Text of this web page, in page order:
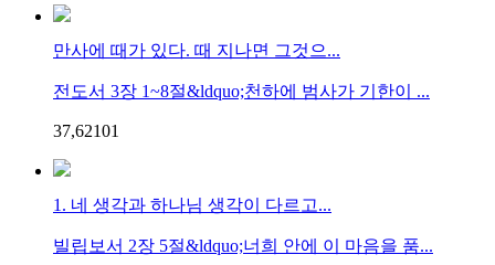
만사에 때가 있다. 때 지나면 그것으...
전도서 3장 1~8절&ldquo;천하에 범사가 기한이 ...
37,62101
1. 네 생각과 하나님 생각이 다르고...
빌립보서 2장 5절&ldquo;너희 안에 이 마음을 품...